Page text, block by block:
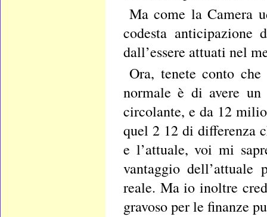
Ma come la Camera
codesta anticipazione
dall’essere attuati nel
Ora, tenete conto
normale è di avere
circolante, e da 12
quel 2 12 di differenza
e l’attuale, voi mi
vantaggio dell’attuale
reale. Ma io inoltre
gravoso per le finanze